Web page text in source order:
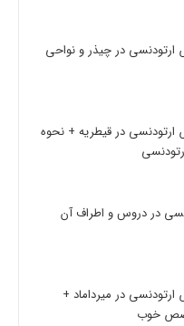
در چیذر و نواحی
در قیطریه + نحوه
در دروس و اطراف آن
در میرداماد +
خوب